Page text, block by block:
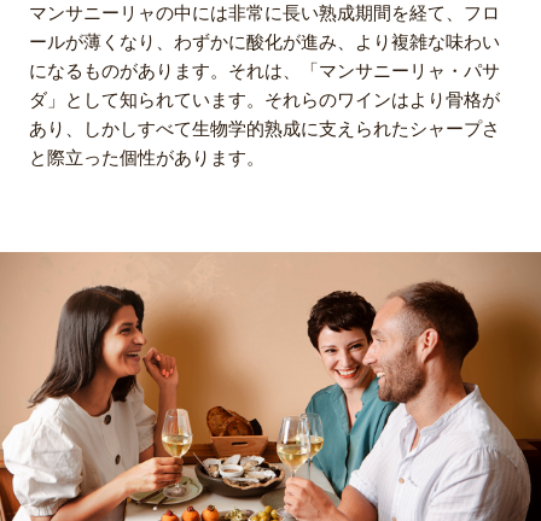
マンサニーリャの中には非常に長い熟成期間を経て、フロ
ールが薄くなり、わずかに酸化が進み、より複雑な味わい
になるものがあります。それは、「マンサニーリャ・パサ
ダ」として知られています。それらのワインはより骨格が
あり、しかしすべて生物学的熟成に支えられたシャープさ
と際立った個性があります。